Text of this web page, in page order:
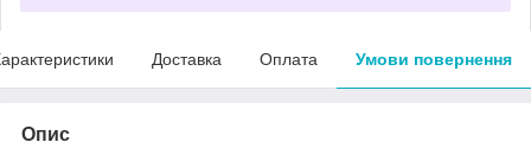
Доставка Оплата Умови повернення
Опис